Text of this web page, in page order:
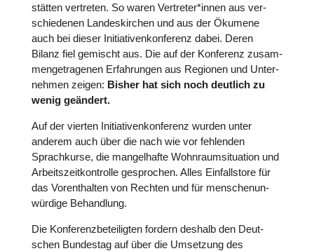
stät­ten ver­tre­ten. So waren Vertreter*innen aus ver­
schie­de­nen Lan­des­kir­chen und aus der Ökumene
auch bei dieser Initia­ti­venkon­fe­renz dabei. Deren
Bilanz fiel gemischt aus. Die auf der Kon­fe­renz zusam­
men­ge­tra­ge­nen Erfah­run­gen aus Regionen und Unter­
neh­men zeigen: Bisher hat sich noch deutlich zu
wenig geändert.
Auf der vierten Initia­ti­venkon­fe­renz wurden unter
anderem auch über die nach wie vor feh­len­den
Sprach­kurse, die man­gel­hafte Wohn­raum­si­tua­tion und
Arbeits­zeit­kon­trolle gespro­chen. Alles Ein­falls­tore für
das Vor­ent­hal­ten von Rechten und für men­schen­un­
wür­dige Behand­lung.
Die Kon­fe­renz­be­tei­lig­ten fordern deshalb den Deut­
schen Bun­des­tag auf über die Umset­zung des